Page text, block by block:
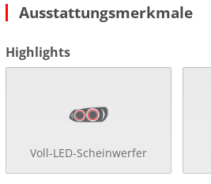
Ausstattungsmerkmale
Highlights
Voll-LED-Scheinwerfer